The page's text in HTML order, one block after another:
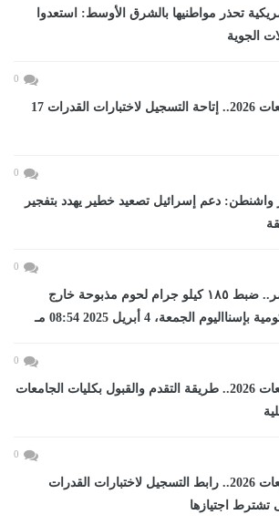
تحذر مواطنيها بالشرق الأوسط: استعدوا
الجوية
0
تنسيق الجامعات 2026.. إتاحة التسجيل لاختبارات القدرات 17
0
دعم إسرائيل تصعيد خطير يهدد بتفجير
0
بيطرى الأقصر.. ضبط ١٨٥ كيلو جرام لحوم مذبوحة خارج
الجمعة، 4 أبريل 2025 08:54 مـ
0
تنسيق الجامعات 2026.. طريقة التقدم والقبول بكليات الجامعات
0
تنسيق الجامعات 2026.. رابط التسجيل لاختبارات القدرات
تشترط اجتيازها